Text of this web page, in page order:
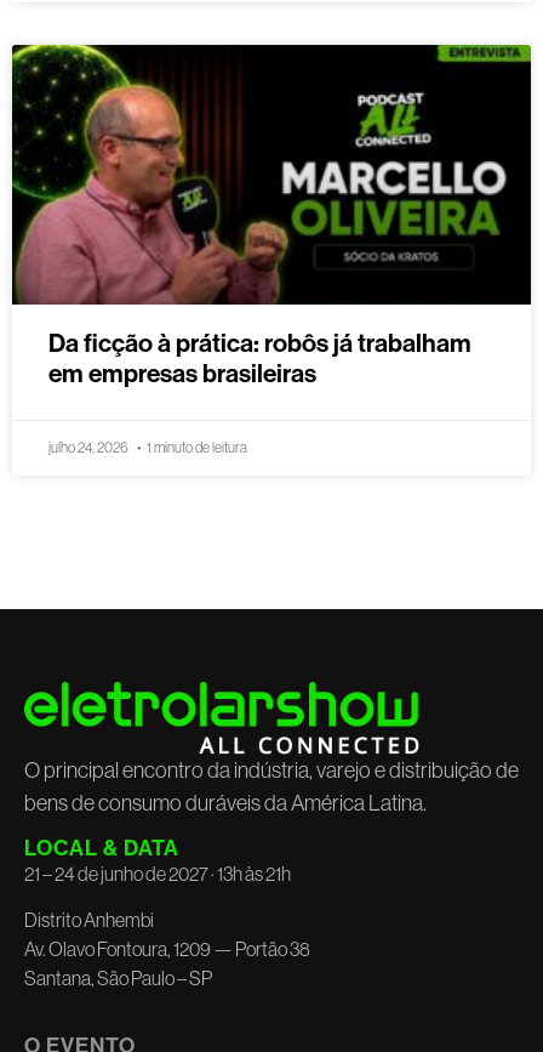
Da ficção à prática: robôs já trabalham
em empresas brasileiras
julho 24, 2026 1 minuto de leitura
O principal encontro da indústria, varejo e distribuição de
bens de consumo duráveis da América Latina.
LOCAL & DATA
21 – 24 de junho de 2027 · 13h às 21h
Distrito Anhembi
Av. Olavo Fontoura, 1209 — Portão 38
Santana, São Paulo – SP
O EVENTO